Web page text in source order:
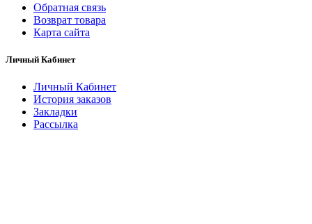
Обратная связь
Возврат товара
Карта сайта
Личный Кабинет
Личный Кабинет
История заказов
Закладки
Рассылка